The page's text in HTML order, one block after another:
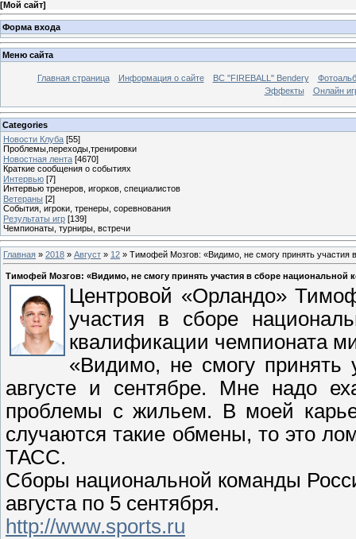
[Мой сайт]
Форма входа
Меню сайта
Главная страница Информация о сайте BC "FIREBALL" Bendery
Эффекты
Онлайн
Categories
Новости Клуба [55]
Проблемы,переходы,тренировки
Новостная лента [4670]
Краткие сообщения о событиях
Интервью [7]
Интервью тренеров, игорков, специалистов
Ветераны [2]
События, игроки, тренеры, соревнования
Результаты игр [139]
Чемпионаты, турниры, встречи
Главная » 2018 » Август » 12 » Тимофей Мозгов: «Видимо, не смогу принять участия
Тимофей Мозгов: «Видимо, не смогу принять участия в сборе национальной
Центровой «Орландо»
участия в сборе
квалификации чемпионата
«Видимо, не смогу принять
августе и сентябре. Мне надо
проблемы с жильем. В моей
случаются такие обмены, то это
ТАСС.
Сборы национальной команды
августа по 5 сентября.
http://www.sports.ru